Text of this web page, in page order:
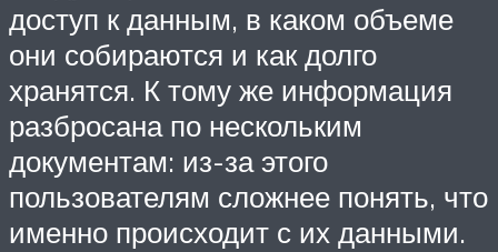
доступ к данным, в каком объеме
они собираются и как долго
хранятся. К тому же информация
разбросана по нескольким
документам: из-за этого
пользователям сложнее понять, что
именно происходит с их данными.